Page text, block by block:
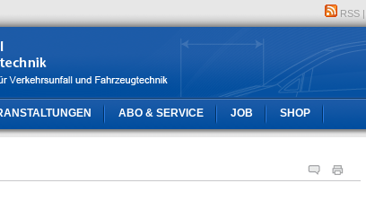
RSS |
ABO & SERVICE JOB SHOP